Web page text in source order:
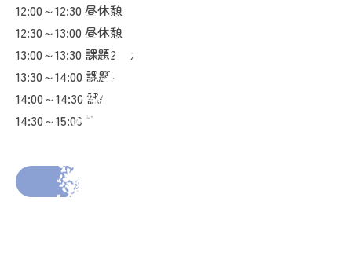
12:00～12:30 昼休憩
12:30～13:00 昼休憩
13:00～13:30 課題2 カット編集
13:30～14:00 課題2 カット編集
14:00～14:30 課題2 カット編集
14:30～15:00 課題2 カット編集
前の投稿へ